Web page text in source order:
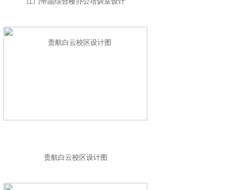
贵航白云校区设计图